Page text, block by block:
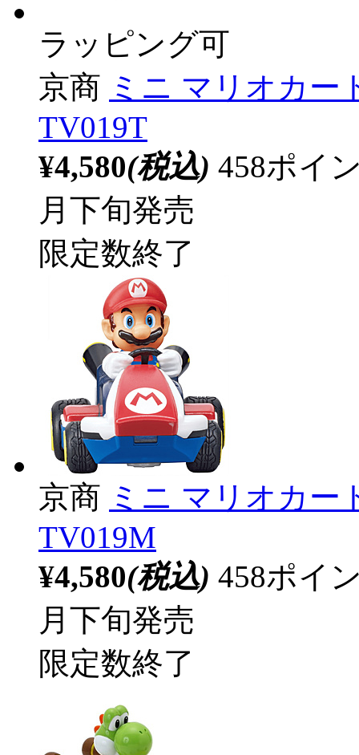
ラッピング可
京商 ミニ マリオカー
TV019T
¥4,580(税込) 458ポイ
月下旬発売
限定数終了
京商 ミニ マリオカー
TV019M
¥4,580(税込) 458ポイ
月下旬発売
限定数終了